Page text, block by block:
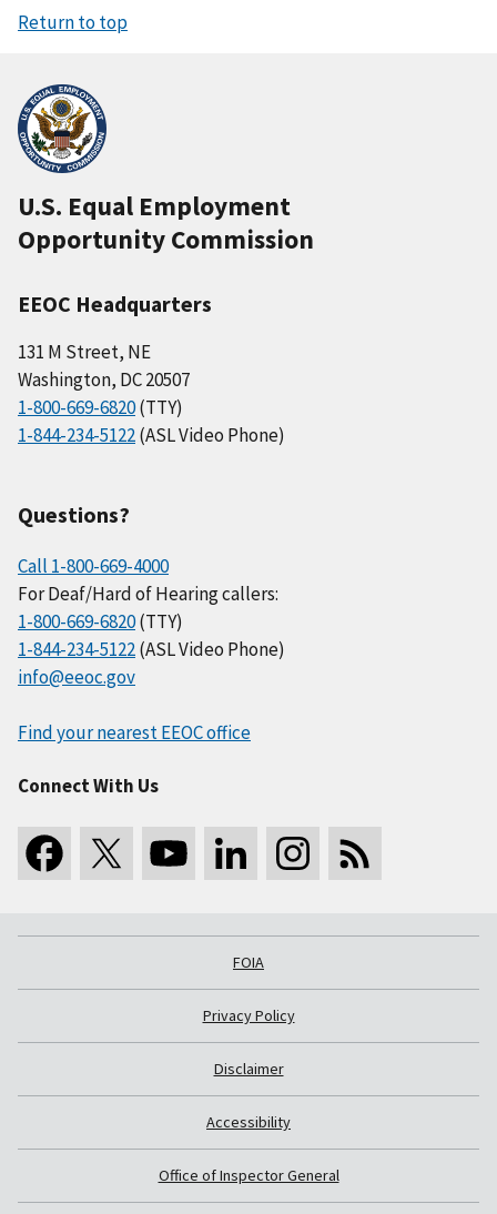
Return to top
U.S. Equal Employment
Opportunity Commission
EEOC Headquarters
131 M Street, NE
Washington, DC 20507
1-800-669-6820(TTY)
1-844-234-5122(ASL Video Phone)
Questions?
Call 1-800-669-4000
For Deaf/Hard of Hearing callers:
1-800-669-6820(TTY)
1-844-234-5122(ASL Video Phone)
info@eeoc.gov
Find your nearest EEOC office
Connect With Us
FOIA
Privacy Policy
Disclaimer
Accessibility
Office of Inspector General